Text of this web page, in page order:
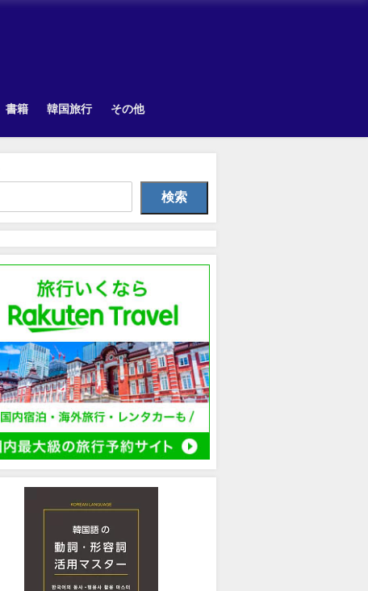
書籍 韓国旅行 その他
検索